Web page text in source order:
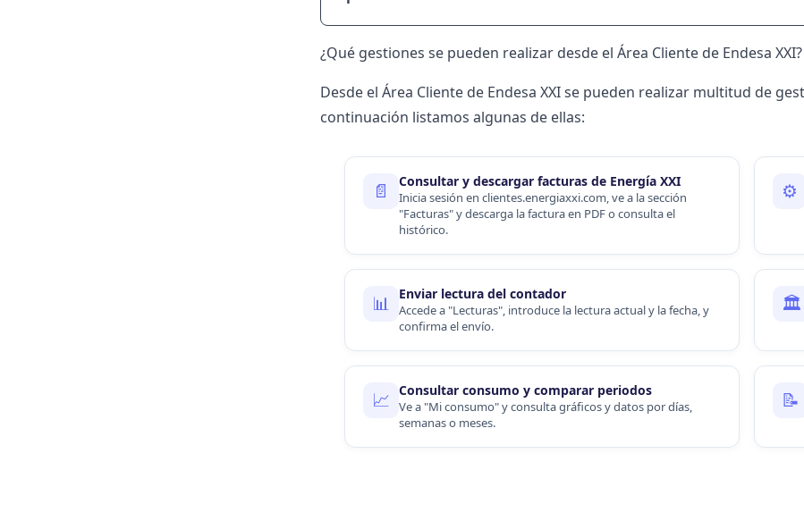
¿Qué gestiones se pueden realizar desde el Área Cliente de Endesa XXI?
Desde el Área Cliente de Endesa XXI se pueden realizar multitud de
continuación listamos algunas de ellas:
📄 Consultar y descargar facturas de Energía XXI
Inicia sesión en clientes.energiaxxi.com, ve a la sección
"Facturas" y descarga la factura en PDF o consulta el
histórico.
⚙️
📊 Enviar lectura del contador
Accede a "Lecturas", introduce la lectura actual y la fecha, y
confirma el envío.
🏛️
📈 Consultar consumo y comparar periodos
Ve a "Mi consumo" y consulta gráficos y datos por días,
semanas o meses.
📝